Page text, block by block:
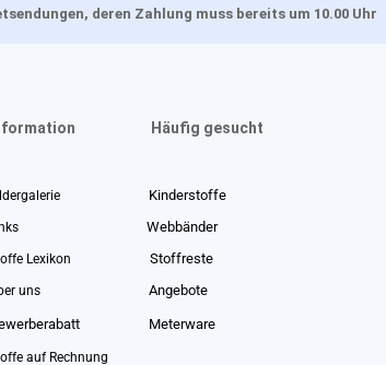
deren Zahlung muss bereits um 10.00 Uhr
Häufig gesucht
Kinderstoffe
Webbänder
Lexikon Stoffreste
uns Angebote
Meterware
auf Rechnung